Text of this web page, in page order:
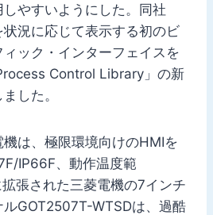
やすいようにした。同社
況に応じて表示する初のビ
ック・インターフェイスを
Control Library」の新
した。
は、極限環境向けのHMIを
IP66F、動作温度範
された三菱電機の7インチ
ルGOT2507T-WTSDは、過酷